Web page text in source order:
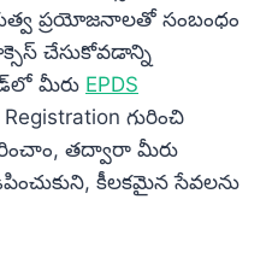
ప్రయోజనాలతో సంబంధం
చేసుకోవడాన్ని
మీరు EPDS
గురించి
తద్వారా మీరు
కీలకమైన సేవలను